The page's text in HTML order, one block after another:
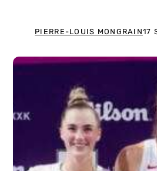
PIERRE-LOUIS MONGRAIN17